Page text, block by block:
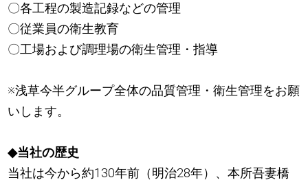
〇各工程の製造記録などの管理
〇従業員の衛生教育
〇工場および調理場の衛生管理・指導
※浅草今半グループ全体の品質管理・衛生管理をお願
いします。
◆当社の歴史
当社は今から約130年前（明治28年）、本所吾妻橋